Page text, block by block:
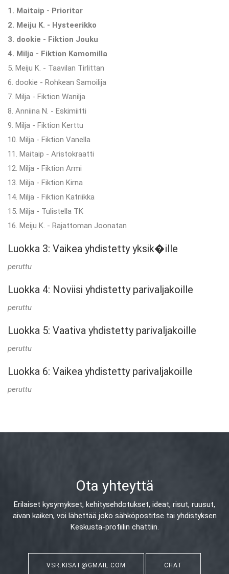
1. Maitaip - Prioritar
2. Meiju K. - Hysteerikko
3. dookie - Fiktion Jouku
4. Milja - Fiktion Kamomilla
5. Meiju K. - Taavilan Tirlittan
6. dookie - Rohkean Samoilija
7. Milja - Fiktion Wanilja
8. Anniina N. - Eskimiitti
9. Milja - Fiktion Kerttu
10. Milja - Fiktion Vanella
11. Maitaip - Aristokraatti
12. Milja - Fiktion Armi
13. Milja - Fiktion Kirna
14. Milja - Fiktion Katriikka
15. Milja - Tulistella TK
16. Meiju K. - Rajattoman Joonatan
Luokka 3: Vaikea yhdistetty yksik�ille
peruttu
Luokka 4: Noviisi yhdistetty parivaljakoille
peruttu
Luokka 5: Vaativa yhdistetty parivaljakoille
peruttu
Luokka 6: Vaikea yhdistetty parivaljakoille
peruttu
Ota yhteyttä
Erilaiset kysymykset, kehitysehdotukset, ideat, risut, ruusut,
aivan kaiken, voi lähettää joko sähköpostitse tai yhdistyksen
Keskusta-profiilin chattiin.
VSR.KISAT@GMAIL.COM CHAT